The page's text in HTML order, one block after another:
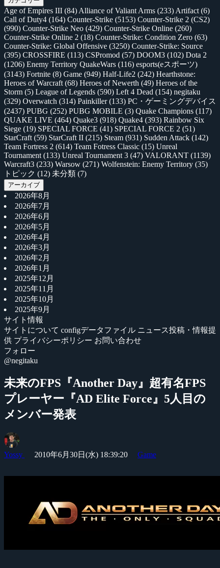
Age of Empires III (84) Alliance of Valiant Arms (233) Artifact (6)
Call of Duty4 (164) Counter-Strike (5153) Counter-Strike 2 (CS2)
(990) Counter-Strike Neo (429) Counter-Strike Online (260)
Counter-Strike Online 2 (18) Counter-Strike: Condition Zero (63)
Counter-Strike: Global Offensive (3250) Counter-Strike: Source
(395) CROSSFIRE (113) CSPromod (57) DOOM3 (102) Dota 2
(1206) Enemy Territory QuakeWars (116) esports(eスポーツ)
(3143) Fortnite (8) Game (949) Half-Life2 (242) Hearthstone:
Heroes of Warcraft (68) Heroes of Newerth (49) Heroes of the
Storm (5) League of Legends (590) Left 4 Dead (154) negitaku
(329) Overwatch (314) Painkiller(133) PC・ゲーミングデバイス
(2437) PUBG (252) PUBG MOBILE (3) Quake Champions (117)
QUAKE LIVE (464) Quake3 (918) Quake4 (393) Rainbow Six
Siege (19) SPECIAL FORCE (41) SPECIAL FORCE 2 (51)
StarCraft (59) StarCraft II (215) Steam (931) Sudden Attack (142)
Team Fortress 2 (614) Team Fotress Classic (15) Unreal
Tournament (133) Unreal Tournament 3 (47) VALORANT (1139)
Warcraft3 (233) Warsow (271) Wolfenstein: Enemy Territory (35)
トピック (12) 未分類 (7)
アーカイブ
2026年8月
2026年7月
2026年6月
2026年5月
2026年4月
2026年3月
2026年2月
2026年1月
2025年12月
2025年11月
2025年10月
2025年9月
サイト情報
サイトについて configデータファイル ニュース投稿・情報提
供 プライバシーポリシー お問い合わせ
フォロー
@negitaku
未来のFPS『Another Day』超有名FPS
プレーヤー『AD Elite Force』5人目の
メンバー発表
Yossy 2010年6月30日(水) 18:39:20 Game